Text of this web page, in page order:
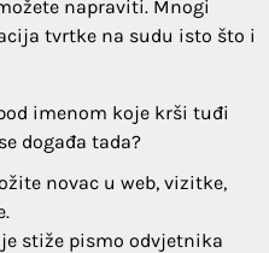
napraviti. Mnogi
tvrtke na sudu isto što i
imenom koje krši tuđi
događa tada?
novac u web, vizitke,
stiže pismo odvjetnika